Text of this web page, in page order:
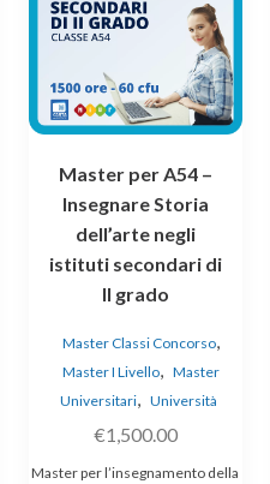
Master per A54 –
Insegnare Storia
dell’arte negli
istituti secondari di
II grado
Master Classi Concorso,
Master I Livello, Master
Universitari, Università
€1,500.00
Master per l’insegnamento della